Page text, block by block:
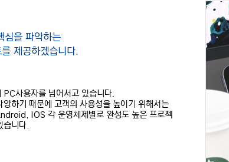
심을 파악하는
제공하겠습니다.
사용자를 넘어서고 있습니다.
하기 때문에 고객의 사용성을 높이기 위해서는
IOS 각 운영체제별로 완성도 높은 프로젝
습니다.